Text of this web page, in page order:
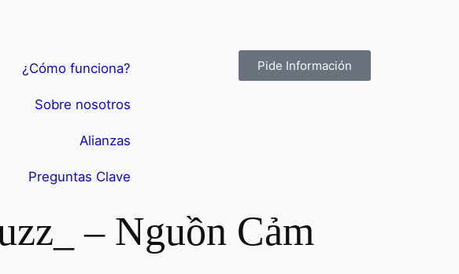
¿Cómo funciona?
Sobre nosotros
Alianzas
Preguntas Clave
Pide Información
– Nguồn Cảm